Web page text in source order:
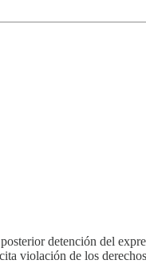
detención del
violación de los